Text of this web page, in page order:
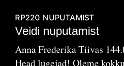
RP220 NUPUTAMIST
Veidi nuputamist
Anna Frederika Tiivas
Head lugejad! Oleme